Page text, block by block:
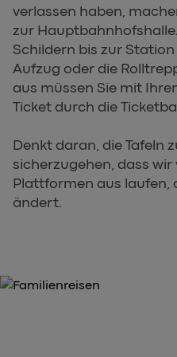
verlassen haben,
zur
Schildern bis zur
Aufzug oder die
aus müssen Sie mit
Ticket durch die
Denkt daran, die Tafeln
sicherzugehen, dass
Plattformen aus laufen,
ändert.